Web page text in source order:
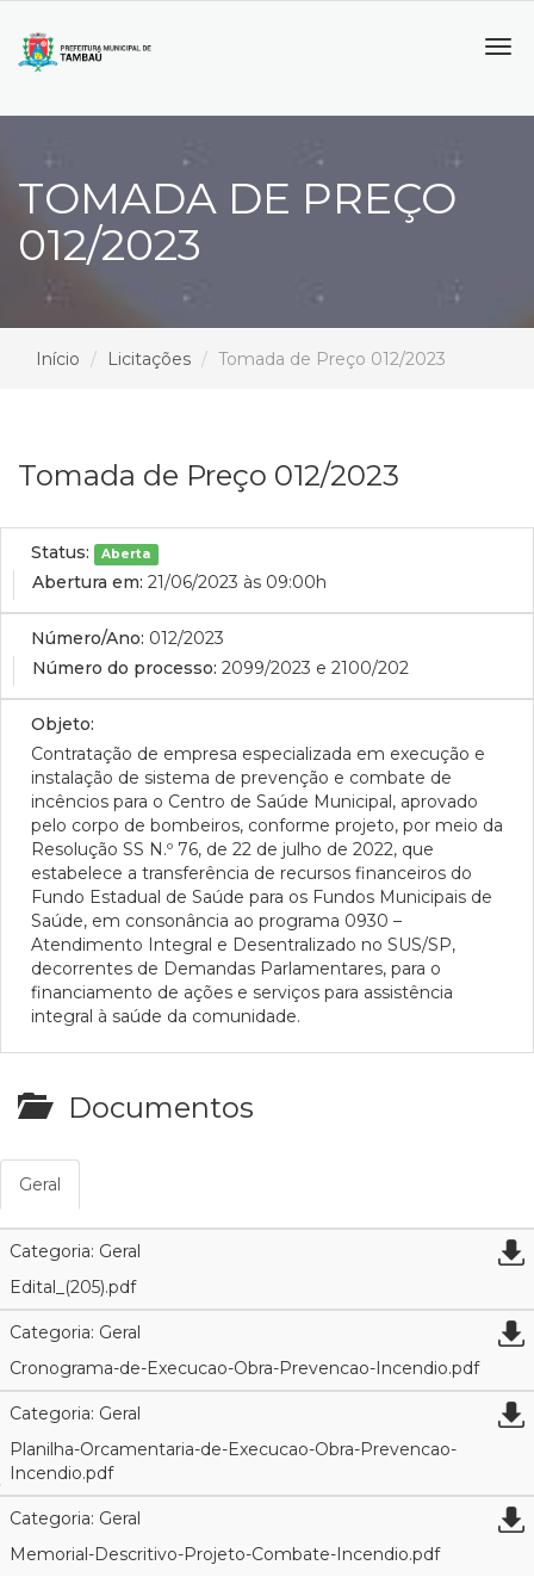
TOMADA DE PREÇO
012/2023
Início Licitações Tomada de Preço 012/2023
Tomada de Preço 012/2023
Status: Aberta
Abertura em: 21/06/2023 às 09:00h
Número/Ano: 012/2023
Número do processo: 2099/2023 e 2100/202
Objeto:
Contratação de empresa especializada em execução e
instalação de sistema de prevenção e combate de
incêncios para o Centro de Saúde Municipal, aprovado
pelo corpo de bombeiros, conforme projeto, por meio da
Resolução SS N.º 76, de 22 de julho de 2022, que
estabelece a transferência de recursos financeiros do
Fundo Estadual de Saúde para os Fundos Municipais de
Saúde, em consonância ao programa 0930 –
Atendimento Integral e Desentralizado no SUS/SP,
decorrentes de Demandas Parlamentares, para o
financiamento de ações e serviços para assistência
integral à saúde da comunidade.
Documentos
Geral
Categoria: Geral
Edital_(205).pdf
Categoria: Geral
Cronograma-de-Execucao-Obra-Prevencao-Incendio.pdf
Categoria: Geral
Planilha-Orcamentaria-de-Execucao-Obra-Prevencao-
Incendio.pdf
Categoria: Geral
Memorial-Descritivo-Projeto-Combate-Incendio.pdf